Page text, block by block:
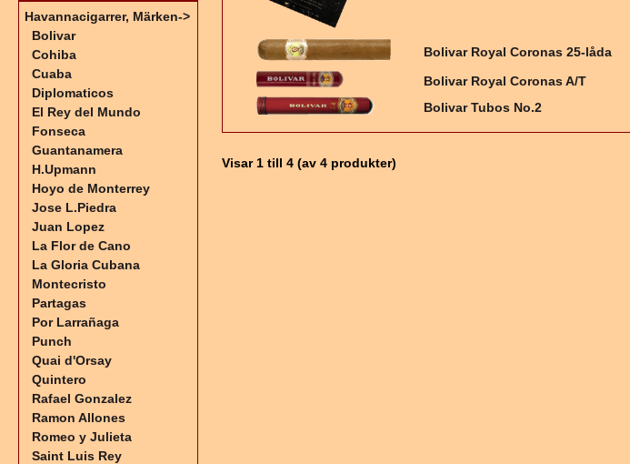
Bolivar Royal Coronas 25-låda
Bolivar Royal Coronas A/T
Bolivar Tubos No.2
Visar1till 4(av 4produkter)
Havannacigarrer, Märken->
Bolivar
Cohiba
Cuaba
Diplomaticos
El Rey del Mundo
Fonseca
Guantanamera
H.Upmann
Hoyo de Monterrey
Jose L.Piedra
Juan Lopez
La Flor de Cano
La Gloria Cubana
Montecristo
Partagas
Por Larrañaga
Punch
Quai d'Orsay
Quintero
Rafael Gonzalez
Ramon Allones
Romeo y Julieta
Saint Luis Rey